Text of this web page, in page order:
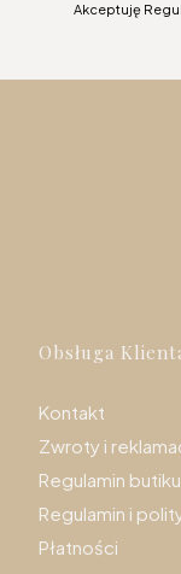
Akceptuję
Linki w
Obsługa
Kontakt
Zwroty i
Regulamin butiku
Regulamin i
Płatności